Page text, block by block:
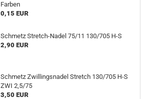
Farben
0,15 EUR
Schmetz Stretch-Nadel 75/11 130/705 H-S
2,90 EUR
Schmetz Zwillingsnadel Stretch 130/705 H-S
ZWI 2,5/75
3,50 EUR